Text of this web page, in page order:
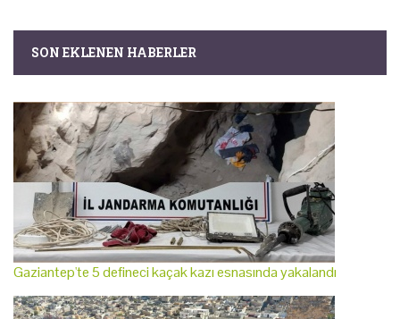
SON EKLENEN HABERLER
Gaziantep'te 5 defineci kaçak kazı esnasında yakalandı